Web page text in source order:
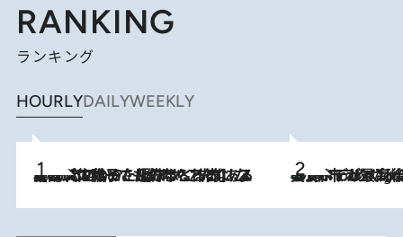
RANKING
ランキング
HOURLYDAILYWEEKLY
2026.8.5
【阿川佐和子さんの年とる力】なぜ70代で始めた趣味は“こんなに楽しい”のか？ ピアノ、俳句…スランプに陥っても続けられる“ある秘訣”とは 10 Hours Ago
美食、デザイン、ホスピタリティのすべてが最高峰！ ノルウェー第4の都市スタヴァンゲルの